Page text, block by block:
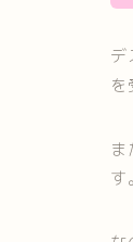
デ
を
す。